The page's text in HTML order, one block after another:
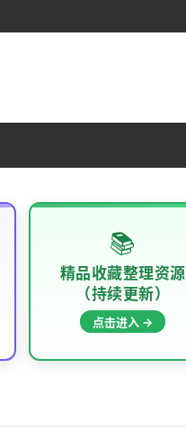
📚
精品收藏整理资源
（持续更新）
点击进入 →